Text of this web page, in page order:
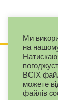
Ми
на
ВСІХ
можете
файлів